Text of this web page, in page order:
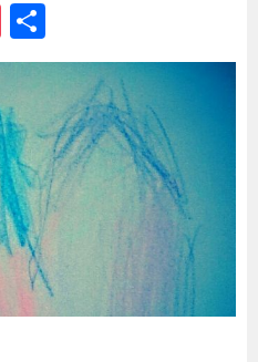
P
o
c
k
et
有